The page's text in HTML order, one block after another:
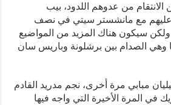
من عدوهم اللدود، بيب
عليهم مع مانشستر سيتي في نصف
ولكن سيكون هناك المزيد من المواضيع
وهي الصدام بين برشلونة وباريس سان
مبابي مرة أخرى، نجم مدريد القادم
في المرة الأخيرة التي واجه فيها